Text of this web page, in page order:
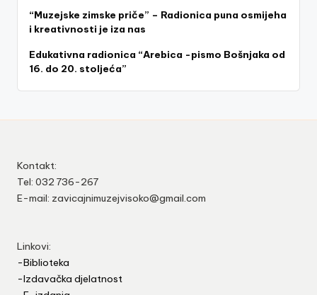
“Muzejske zimske priče” – Radionica puna osmijeha
i kreativnosti je iza nas
Edukativna radionica “Arebica -pismo Bošnjaka od
16. do 20. stoljeća”
Kontakt:
Tel: 032 736-267
E-mail: zavicajnimuzejvisoko@gmail.com
Linkovi:
-Biblioteka
-Izdavačka djelatnost